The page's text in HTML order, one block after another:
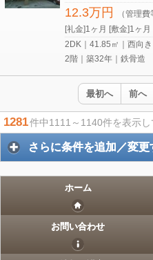
12.3万円
（管理
[礼金]1ヶ月 [敷金]1ヶ月
2DK｜41.85㎡｜西向き
2階｜築32年｜鉄骨造
最初へ 前へ
1281件中1111～1140件を表示し
さらに条件を追加／変更
ホーム
お問い合わせ